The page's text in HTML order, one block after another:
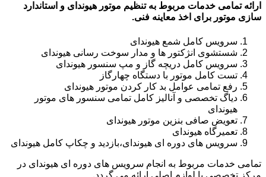
ارائه تمامی خدمات مربوط به تنظیم موتور هیوندای و استاندارد
سازی موتور برای اخذ معاینه فنی.
سرویس کامل شمع هیوندای
شستشوی انژکتور ها و مدار سوخت رسانی هیوندای
سرویس کامل دریچه گاز و مپ سنسور هیوندای
تست کامل موتور با دستگاه چهارگاز
رفع تمامی عوامل بد کار کردن موتور هیوندای
دیاگ تخصصی و آنالیز کامل تمامی سنسور های موتور
هیوندای
تعویض صافی بنزین موتور هیوندای
تعمیرگاه هیوندای
سرویس های دوره ای هیوندای،بازدید و چکاپ کامل هیوندای
تمامی خدمات مربوط به انجام سرویس های دوره ای هیوندای در
مرکز تخصصی با لوازم اصلی ارائه می گردد.